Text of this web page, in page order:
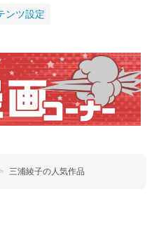
ンツ設定
三浦綾子の人気作品